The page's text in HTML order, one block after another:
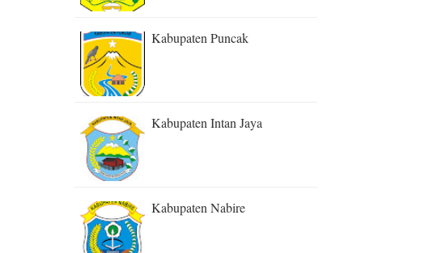
Kabupaten Puncak
Kabupaten Intan Jaya
Kabupaten Nabire